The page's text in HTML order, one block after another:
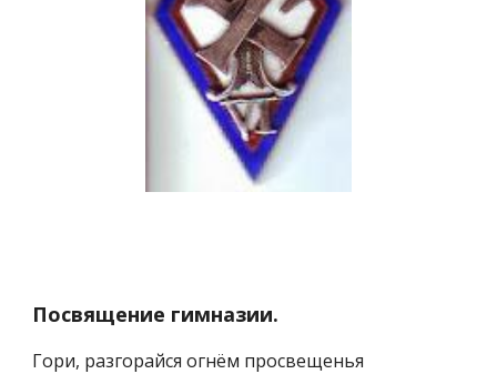
Посвящение гимназии.
Гори, разгорайся огнём просвещенья